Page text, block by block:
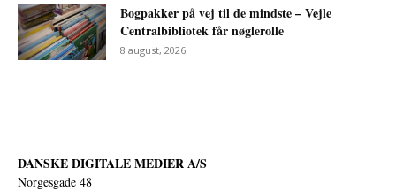
Bogpakker på vej til de mindste – Vejle
Centralbibliotek får nøglerolle
8 august, 2026
DANSKE DIGITALE MEDIER A/S
Norgesgade 48